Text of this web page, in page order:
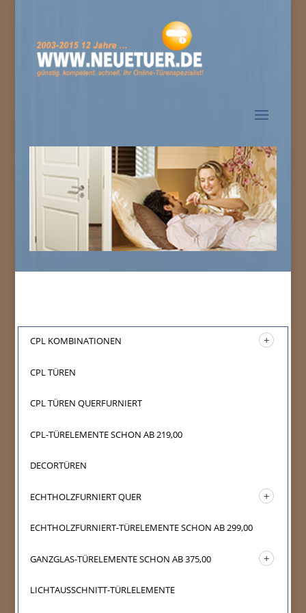
CPL KOMBINATIONEN
CPL TÜREN
CPL TÜREN QUERFURNIERT
CPL-TÜRELEMENTE SCHON AB 219,00
DECORTÜREN
ECHTHOLZFURNIERT QUER
ECHTHOLZFURNIERT-TÜRELEMENTE SCHON AB 299,00
GANZGLAS-TÜRELEMENTE SCHON AB 375,00
LICHTAUSSCHNITT-TÜRLELEMENTE